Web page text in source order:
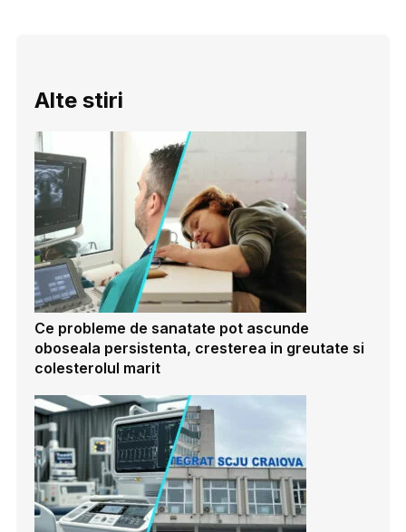
Alte stiri
Ce probleme de sanatate pot ascunde
oboseala persistenta, cresterea in greutate si
colesterolul marit